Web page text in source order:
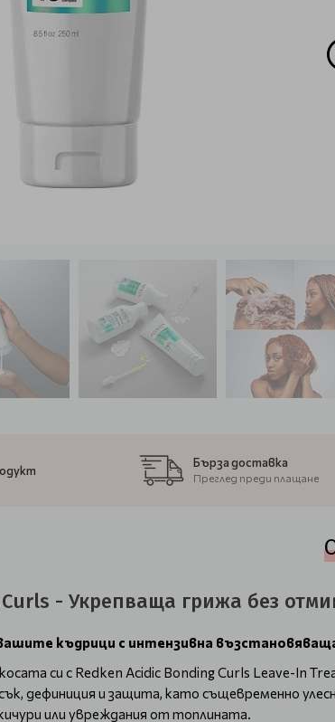
Бърза доставка
Преглед преди плащане
- Укрепваща грижа без
къдрици с интензивна
си с Redken Acidic Bonding Curls Leave-In
дефиниция и защита, като същевременно
или увреждания от топлината.